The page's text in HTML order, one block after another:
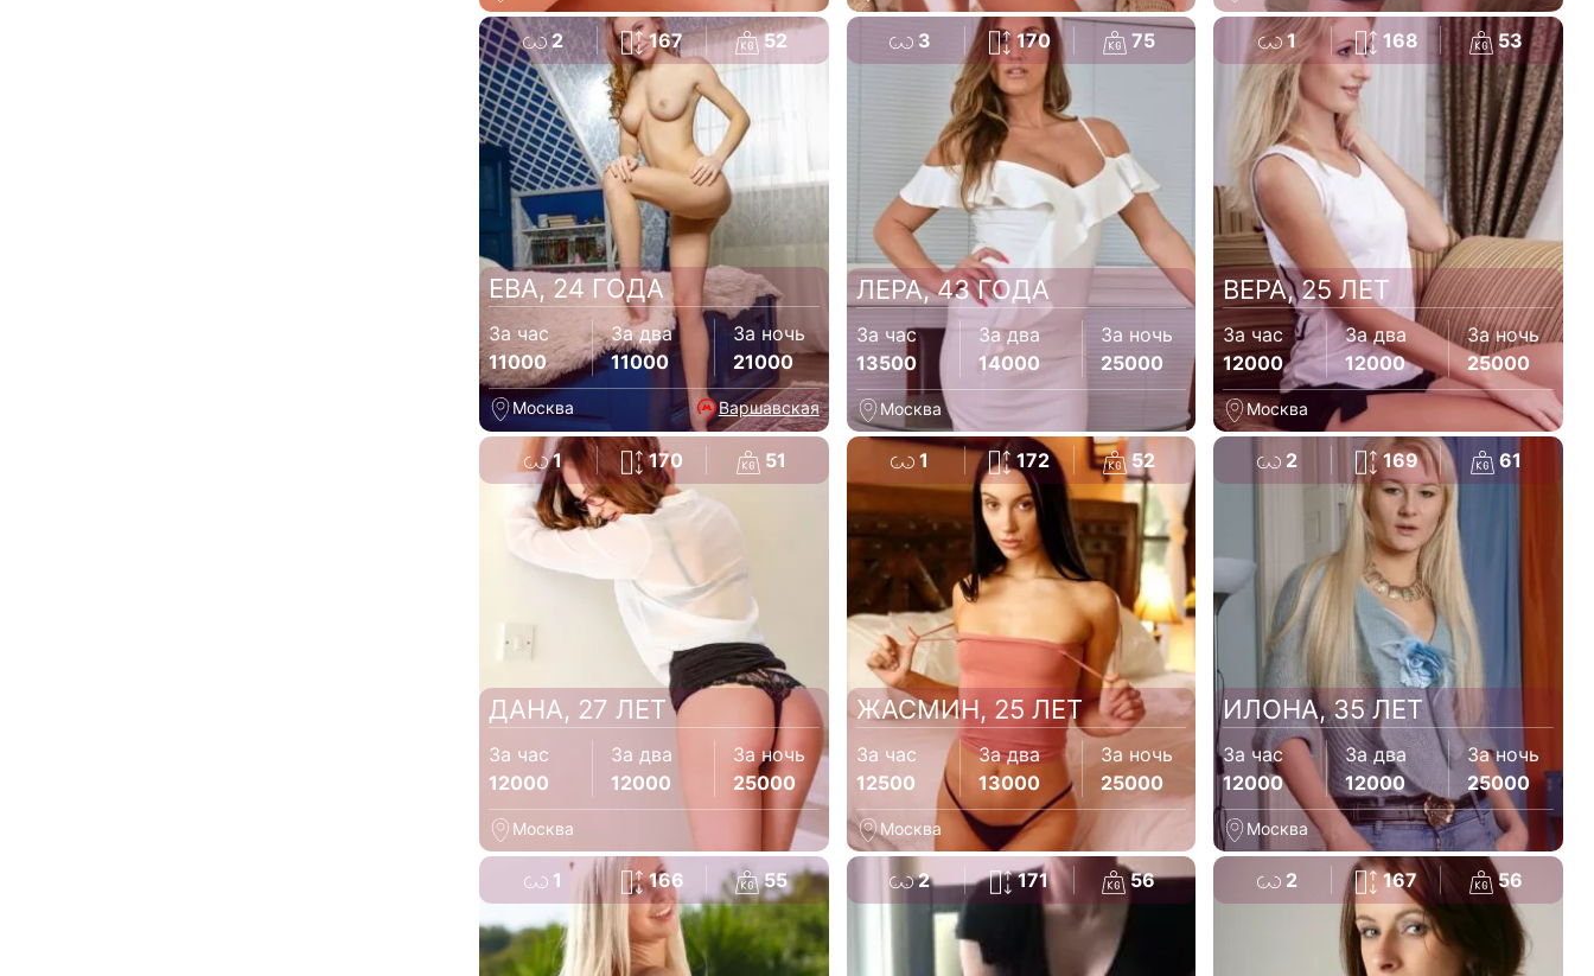
2 167 52
ЕВА, 24 ГОДА
За час
11000
За два
11000
За ночь
21000
Москва Варшавская
3 170 75
ЛЕРА, 43 ГОДА
За час
13500
За два
14000
За ночь
25000
Москва
1 168 53
ВЕРА, 25 ЛЕТ
За час
12000
За два
12000
За ночь
25000
Москва
1 170 51
ДАНА, 27 ЛЕТ
За час
12000
За два
12000
За ночь
25000
Москва
1 172 52
ЖАСМИН, 25 ЛЕТ
За час
12500
За два
13000
За ночь
25000
Москва
2 169 61
ИЛОНА, 35 ЛЕТ
За час
12000
За два
12000
За ночь
25000
Москва
1 166 55 2 171 56 2 167 56